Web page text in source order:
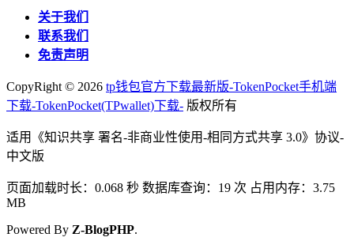
关于我们
联系我们
免责声明
CopyRight © 2026 tp钱包官方下载最新版-TokenPocket手机端
下载-TokenPocket(TPwallet)下载- 版权所有
适用《知识共享 署名-非商业性使用-相同方式共享 3.0》协议-
中文版
页面加载时长：0.068 秒 数据库查询：19 次 占用内存：3.75
MB
Powered By Z-BlogPHP.